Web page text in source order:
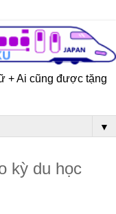
+ Ai cũng được tặng
▼
kỳ du học